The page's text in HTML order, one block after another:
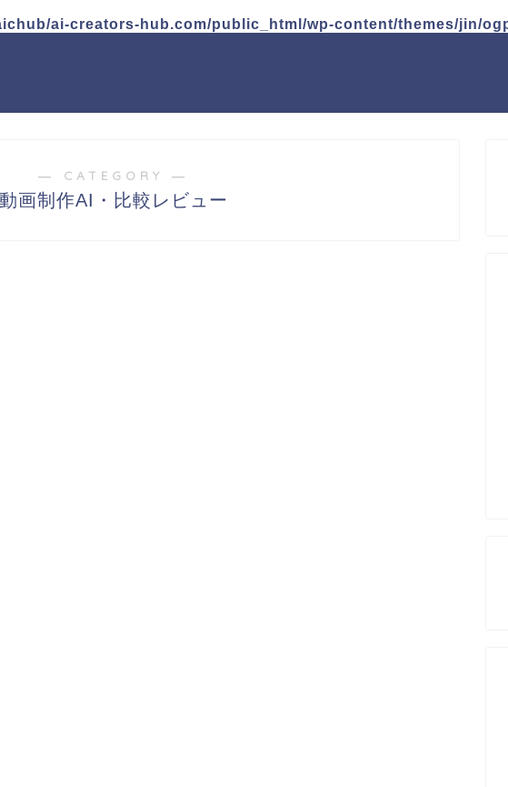
ai-creators-hub.com/public_html/wp-content/themes/jin/
― CATEGORY ―
動画制作AI・比較レビュー